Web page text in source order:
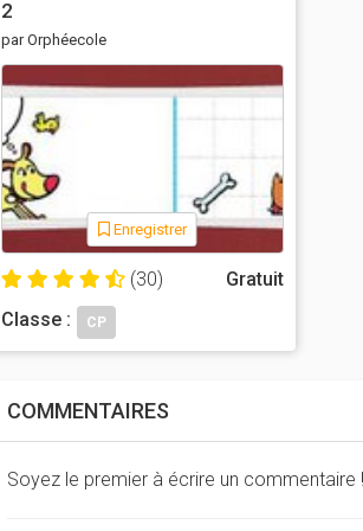
2
par Orphéecole
Enregistrer
(30)
Gratuit
Classe :
CP
COMMENTAIRES
Soyez le premier à écrire un commentaire !